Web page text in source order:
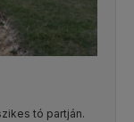
tó partján.